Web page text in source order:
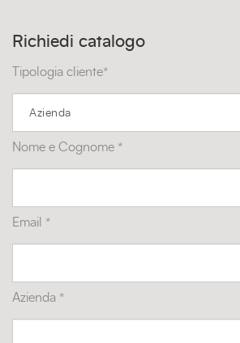
Richiedi catalogo
Tipologia cliente*
Nome e Cognome *
Email *
Azienda *